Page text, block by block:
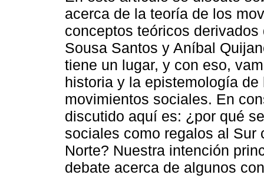
acerca de la teoría de los
conceptos teóricos
Sousa Santos y Aníbal
tiene un lugar, y con eso,
historia y la epistemología
movimientos sociales. En
discutido aquí es: ¿por qué
sociales como regalos al Sur
Norte? Nuestra intención
debate acerca de algunos